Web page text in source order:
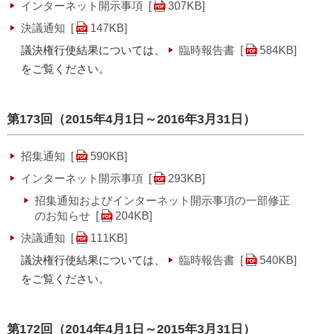
インターネット開示事項 [ 307KB]
決議通知 [
147KB]
議決権行使結果については、
臨時報告書 [ 584KB]
をご覧ください。
第173回（2015年4月1日～2016年3月31日）
招集通知 [ 590KB]
インターネット開示事項 [
293KB]
招集通知およびインターネット開示事項の一部修正
のお知らせ [
204KB]
決議通知 [
111KB]
議決権行使結果については、
臨時報告書 [ 540KB]
をご覧ください。
第172回（2014年4月1日～2015年3月31日）